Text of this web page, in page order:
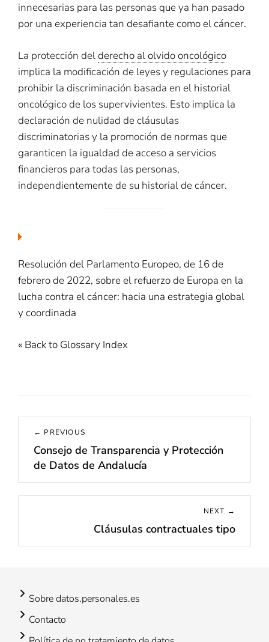
innecesarias para las personas que ya han pasado
por una experiencia tan desafiante como el cáncer.
La protección delderecho al olvido oncológico
implica la modificación de leyes y regulaciones para
prohibir la discriminación basada en el historial
oncológico de los supervivientes. Esto implica la
declaración de nulidad de cláusulas
discriminatorias y la promoción de normas que
garanticen la igualdad de acceso a servicios
financieros para todas las personas,
independientemente de su historial de cáncer.
Resolución del Parlamento Europeo, de 16 de
febrero de 2022, sobre el refuerzo de Europa en la
lucha contra el cáncer: hacia una estrategia global
y coordinada
« Back to Glossary Index
Navegación
entradas
← PREVIOUS
Previous
post:
Consejo de Transparencia y Protección
de Datos de Andalucía
NEXT →
post:
Cláusulas contractuales tipo
Sobre datos.personales.es
Contacto